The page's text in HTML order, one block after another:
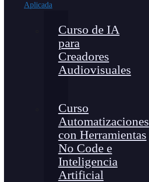
Aplicada
Curso de IA
para
Creadores
Audiovisuales
Curso
Automatizaciones
con Herramientas
No Code e
Inteligencia
Artificial